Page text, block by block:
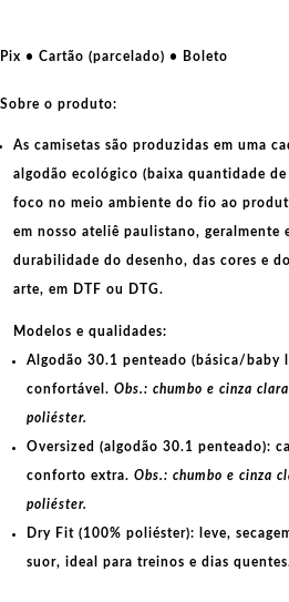
SUS
quantidade
Pix • Cartão (parcelado) • Boleto
Sobre o produto:
As camisetas são produzidas em uma
algodão ecológico (baixa quantidade
foco no meio ambiente do fio ao
em nosso ateliê paulistano, geralmente
durabilidade do desenho, das cores e
arte, em DTF ou DTG.
Modelos e qualidades:
Algodão 30.1 penteado (básica/baby
confortável. Obs.: chumbo e cinza
poliéster.
Oversized (algodão 30.1 penteado):
conforto extra. Obs.: chumbo e cinza
poliéster.
Dry Fit (100% poliéster): leve,
suor, ideal para treinos e dias